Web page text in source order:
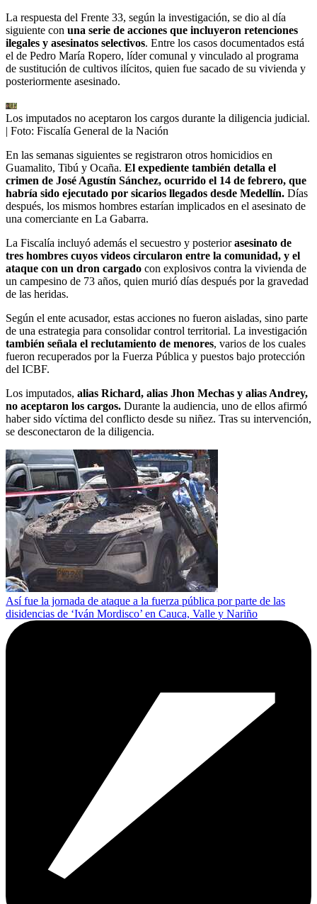
La respuesta del Frente 33, según la investigación, se dio al día
siguiente con una serie de acciones que incluyeron retenciones
ilegales y asesinatos selectivos. Entre los casos documentados está
el de Pedro María Ropero, líder comunal y vinculado al programa
de sustitución de cultivos ilícitos, quien fue sacado de su vivienda y
posteriormente asesinado.
Los imputados no aceptaron los cargos durante la diligencia judicial.
| Foto: Fiscalía General de la Nación
En las semanas siguientes se registraron otros homicidios en
Guamalito, Tibú y Ocaña. El expediente también detalla el
crimen de José Agustín Sánchez, ocurrido el 14 de febrero, que
habría sido ejecutado por sicarios llegados desde Medellín. Días
después, los mismos hombres estarían implicados en el asesinato de
una comerciante en La Gabarra.
La Fiscalía incluyó además el secuestro y posteriorasesinato de
tres hombres cuyos videos circularon entre la comunidad, y el
ataque con un dron cargado con explosivos contra la vivienda de
un campesino de 73 años, quien murió días después por la gravedad
de las heridas.
Según el ente acusador, estas acciones no fueron aisladas, sino parte
de una estrategia para consolidar control territorial. La investigación
también señala el reclutamiento de menores, varios de los cuales
fueron recuperados por la Fuerza Pública y puestos bajo protección
del ICBF.
Los imputados, alias Richard, alias Jhon Mechas y alias Andrey,
no aceptaron los cargos. Durante la audiencia, uno de ellos afirmó
haber sido víctima del conflicto desde su niñez. Tras su intervención,
se desconectaron de la diligencia.
Así fue la jornada de ataque a la fuerza pública por parte de las
disidencias de ‘Iván Mordisco’ en Cauca, Valle y Nariño